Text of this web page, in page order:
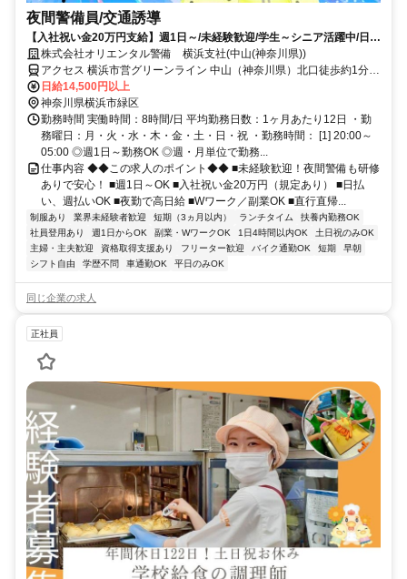
夜間警備員/交通誘導
【入社祝い金20万円支給】週1日～/未経験歓迎/学生～シニア活躍中/日払
い・週払いOK/履歴書不要！
株式会社オリエンタル警備 横浜支社(中山(神奈川県))
アクセス 横浜市営グリーンライン 中山（神奈川県）北口徒歩約1分、
横浜市営グリーンライン 川和町2番口徒歩約25分、ＪＲ横浜線/ＪＲ
根岸線 鴨居北口徒歩約37分 (面接地/横浜支社)神奈川県横浜市神奈川
区鶴屋町３丁目２９－９ タクエー横浜西口第６ビル３Ｆ
日給14,500円以上
神奈川県横浜市緑区
勤務時間 実働時間：8時間/日 平均勤務日数：1ヶ月あたり12日 ・勤
務曜日：月・火・水・木・金・土・日・祝 ・勤務時間： [1] 20:00～
05:00 ◎週1日～勤務OK ◎週・月単位で勤務...
仕事内容 ◆◆この求人のポイント◆◆ ■未経験歓迎！夜間警備も研修
ありで安心！ ■週1日～OK ■入社祝い金20万円（規定あり） ■日払
い、週払いOK ■夜勤で高日給 ■Wワーク／副業OK ■直行直帰...
制服あり 業界未経験者歓迎 短期（3ヵ月以内） ランチタイム
扶養内勤務OK
社員登用あり
週1日からOK 副業・WワークOK 1日4時間以内OK
土日祝のみOK
主婦・主夫歓迎
資格取得支援あり フリーター歓迎 バイク通勤OK 短期
早朝
シフト自由
学歴不問 車通勤OK 平日のみOK
同じ企業の求人
正社員